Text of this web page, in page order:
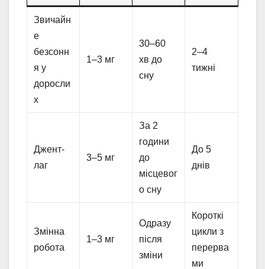
Звичайн
е
безсонн
я у
доросли
х
1–3 мг
30–60
хв до
сну
2–4
тижні
Джент-
лаг
3–5 мг
За 2
години
до
місцевог
о сну
До 5
днів
Змінна
робота
1–3 мг
Одразу
після
зміни
Короткі
цикли з
перерва
ми